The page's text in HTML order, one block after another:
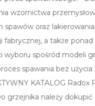
wzornictwa
oraz
a także
spośród modeli
spawania bez
KATALOG
grzejnika należy dokupić